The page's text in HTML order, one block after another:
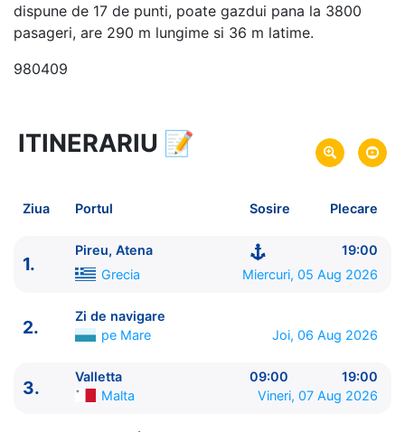
dispune de 17 de punti, poate gazdui pana la 3800
pasageri, are 290 m lungime si 36 m latime.
980409
8 zile vacanta de croaziera in
Marea Mediterana de Est -
Plecare pe 05 Aug 2026 din Pireu, Atena, Grecia
Costa Cruises
ITINERARIU 📝
Ziua Portul Sosire Plecare
1.
Pireu, Atena
19:00
Grecia
Miercuri, 05 Aug 2026
2.
Zi de navigare
pe Mare
Joi, 06 Aug 2026
3.
Valletta 09:00
19:00
Malta
Vineri, 07 Aug 2026